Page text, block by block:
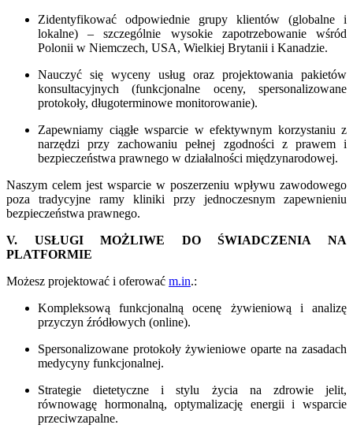
Zidentyfikować odpowiednie grupy klientów (globalne i
lokalne) – szczególnie wysokie zapotrzebowanie wśród
Polonii w Niemczech, USA, Wielkiej Brytanii i Kanadzie.
Nauczyć się wyceny usług oraz projektowania pakietów
konsultacyjnych (funkcjonalne oceny, spersonalizowane
protokoły, długoterminowe monitorowanie).
Zapewniamy ciągłe wsparcie w efektywnym korzystaniu z
narzędzi przy zachowaniu pełnej zgodności z prawem i
bezpieczeństwa prawnego w działalności międzynarodowej.
Naszym celem jest wsparcie w poszerzeniu wpływu zawodowego
poza tradycyjne ramy kliniki przy jednoczesnym zapewnieniu
bezpieczeństwa prawnego.
V. USŁUGI MOŻLIWE DO ŚWIADCZENIA NA
PLATFORMIE
Możesz projektować i oferować m.in.:
Kompleksową funkcjonalną ocenę żywieniową i analizę
przyczyn źródłowych (online).
Spersonalizowane protokoły żywieniowe oparte na zasadach
medycyny funkcjonalnej.
Strategie dietetyczne i stylu życia na zdrowie jelit,
równowagę hormonalną, optymalizację energii i wsparcie
przeciwzapalne.